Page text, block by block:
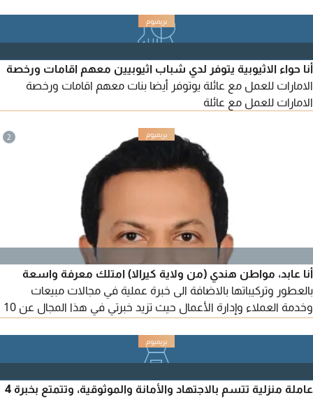
أنا حواء الاثيوبية يتوفر لدي شباب اثيوبيين معهم اقامات ورخصة
الامارات للعمل مع عائلة يوتوفر أيضا بنات معهم اقامات ورخصة
الامارات للعمل مع عائلة
2
أنا عابد، مواطن هندي (من ولاية كيرالا) امتلك معرفة واسعة
بالعطور وتركيباتها بالاضافة الى خبرة عملية في مجالات مبيعات
وخدمة العملاء وإدارة الأعمال حيث تزيد خبرتي في هذا المجال عن 10
سنوات
عاملة منزلية تتسم بالاجتهاد والأمانة والموثوقية، وتتمتع بخبرة 4